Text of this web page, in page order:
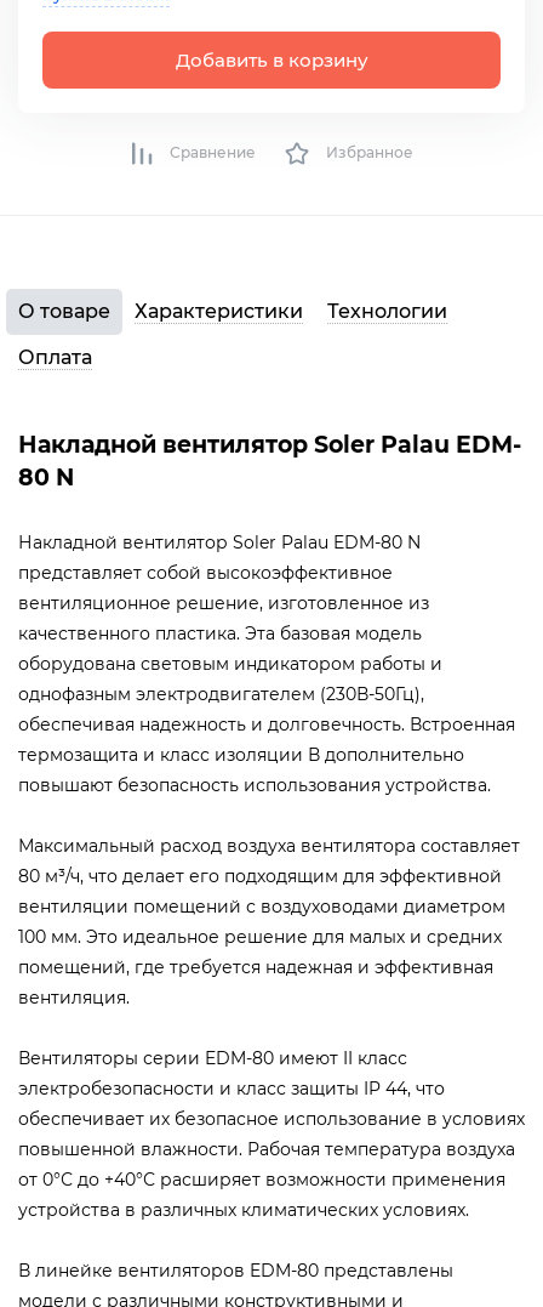
Добавить в корзину
Сравнение Избранное
О товаре Характеристики
Технологии
Оплата
Накладной вентилятор Soler Palau EDM-
80 N
Накладной вентилятор Soler Palau EDM-80 N
представляет собой высокоэффективное
вентиляционное решение, изготовленное из
качественного пластика. Эта базовая модель
оборудована световым индикатором работы и
однофазным электродвигателем (230В-50Гц),
обеспечивая надежность и долговечность. Встроенная
термозащита и класс изоляции В дополнительно
повышают безопасность использования устройства.
Максимальный расход воздуха вентилятора составляет
80 м³/ч, что делает его подходящим для эффективной
вентиляции помещений с воздуховодами диаметром
100 мм. Это идеальное решение для малых и средних
помещений, где требуется надежная и эффективная
вентиляция.
Вентиляторы серии EDM-80 имеют II класс
электробезопасности и класс защиты IP 44, что
обеспечивает их безопасное использование в условиях
повышенной влажности. Рабочая температура воздуха
от 0°С до +40°С расширяет возможности применения
устройства в различных климатических условиях.
В линейке вентиляторов EDM-80 представлены
модели с различными конструктивными и